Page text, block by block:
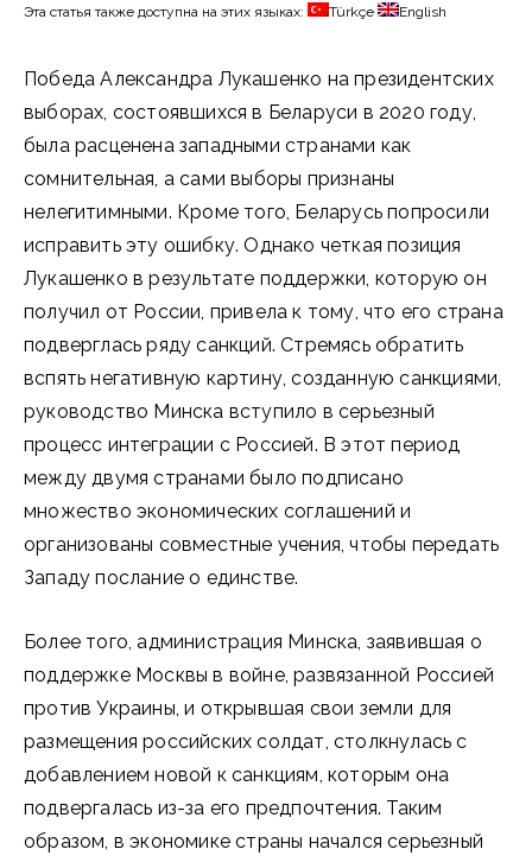
Эта статья также доступна на этих языках: Türkçe English
Победа Александра Лукашенко на президентских
выборах, состоявшихся в Беларуси в 2020 году,
была расценена западными странами как
сомнительная, а сами выборы признаны
нелегитимными. Кроме того, Беларусь попросили
исправить эту ошибку. Однако четкая позиция
Лукашенко в результате поддержки, которую он
получил от России, привела к тому, что его страна
подверглась ряду санкций. Стремясь обратить
вспять негативную картину, созданную санкциями,
руководство Минска вступило в серьезный
процесс интеграции с Россией. В этот период
между двумя странами было подписано
множество экономических соглашений и
организованы совместные учения, чтобы передать
Западу послание о единстве.
Более того, администрация Минска, заявившая о
поддержке Москвы в войне, развязанной Россией
против Украины, и открывшая свои земли для
размещения российских солдат, столкнулась с
добавлением новой к санкциям, которым она
подвергалась из-за его предпочтения. Таким
образом, в экономике страны начался серьезный